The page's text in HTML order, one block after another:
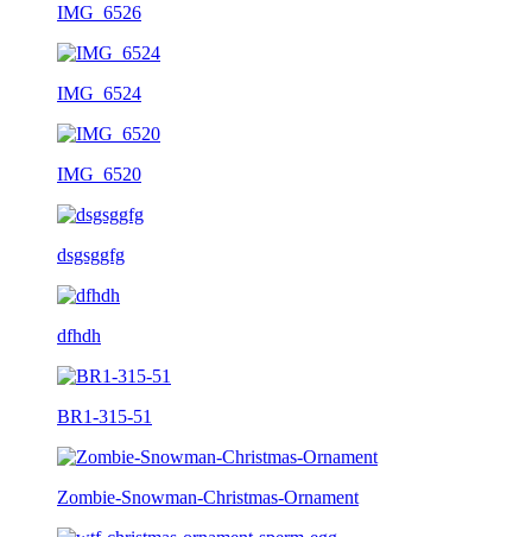
IMG_6526
IMG_6524
IMG_6520
dsgsggfg
dfhdh
BR1-315-51
Zombie-Snowman-Christmas-Ornament